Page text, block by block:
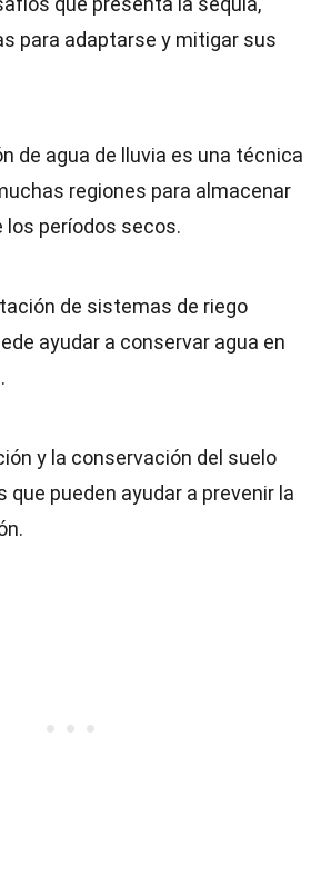
para adaptarse y mitigar sus
de agua de lluvia es una técnica
regiones para almacenar
los períodos secos.
de sistemas de riego
ayudar a conservar agua en
y la conservación del suelo
que pueden ayudar a prevenir la